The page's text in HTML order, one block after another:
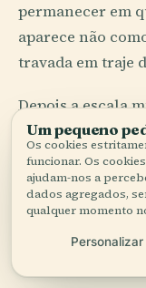
permanecer em
aparece não
travada em traje
Depois a escala
para um objeto
como se o
certa para
Yánez Cossío
solenidade sem
do que as
Um pequeno
Os cookies
funcionar. Os
ajudam-nos a
dados agregados,
qualquer momento
Personalizar